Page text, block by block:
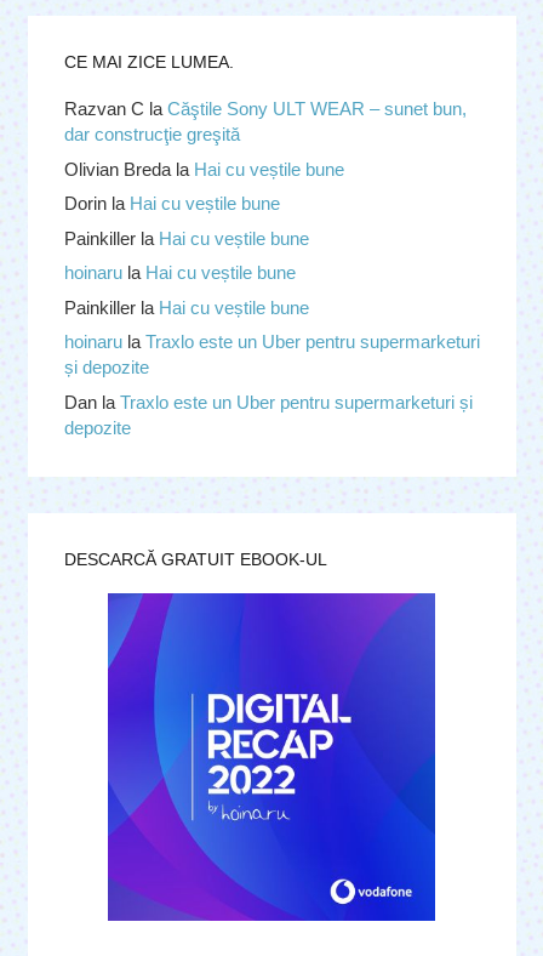
CE MAI ZICE LUMEA.
Razvan C la Căştile Sony ULT WEAR – sunet bun,
dar construcţie greşită
Olivian Bredala Hai cu veștile bune
Dorinla Hai cu veștile bune
Painkillerla Hai cu veștile bune
hoinarula Hai cu veștile bune
Painkillerla Hai cu veștile bune
hoinarula Traxlo este un Uber pentru supermarketuri
și depozite
Danla Traxlo este un Uber pentru supermarketuri și
depozite
DESCARCĂ GRATUIT EBOOK-UL